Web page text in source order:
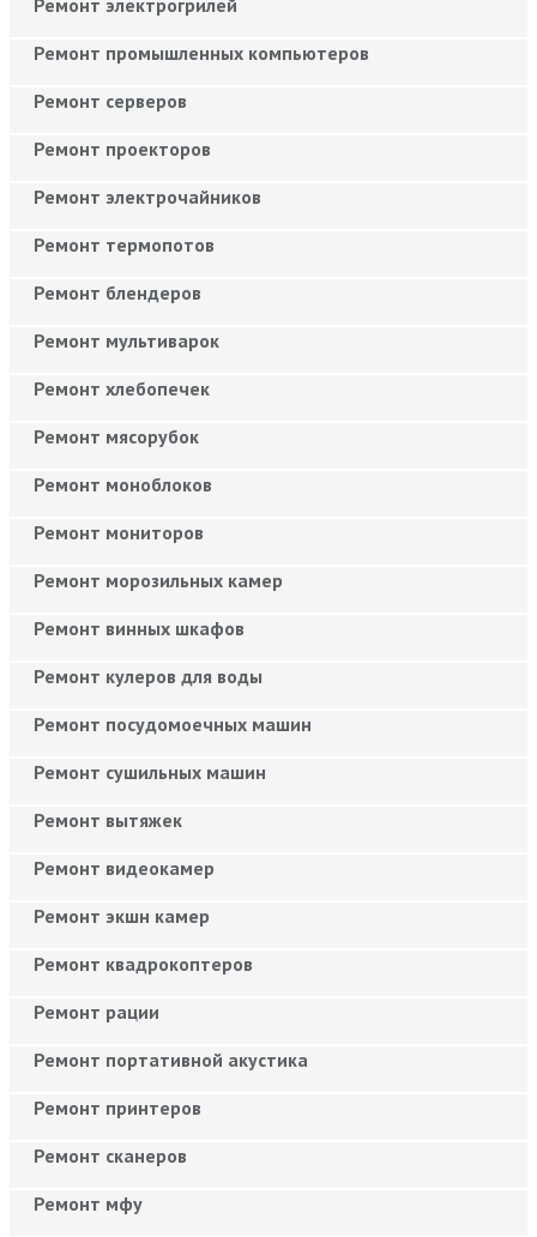
Ремонт промышленных компьютеров
Ремонт серверов
Ремонт проекторов
Ремонт электрочайников
Ремонт термопотов
Ремонт блендеров
Ремонт мультиварок
Ремонт хлебопечек
Ремонт мясорубок
Ремонт моноблоков
Ремонт мониторов
Ремонт морозильных камер
Ремонт винных шкафов
Ремонт кулеров для воды
Ремонт посудомоечных машин
Ремонт сушильных машин
Ремонт вытяжек
Ремонт видеокамер
Ремонт экшн камер
Ремонт квадрокоптеров
Ремонт рации
Ремонт портативной акустика
Ремонт принтеров
Ремонт сканеров
Ремонт мфу